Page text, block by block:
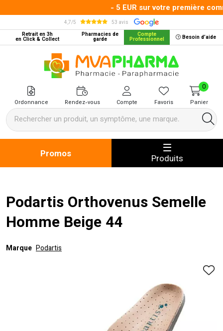
- 5 EUR sur votre première
4,7/5
53 avis
Retrait en 3h
en Click & Collect
Pharmacies de
garde
Compte
Professionnel Besoin d’aide
MVA Pharma Votre pharmacie
Ordonnance Rendez-vous Compte Favoris Panier
0
Promos Produits
Podartis Orthovenus Semelle
Homme Beige 44
Marque Podartis